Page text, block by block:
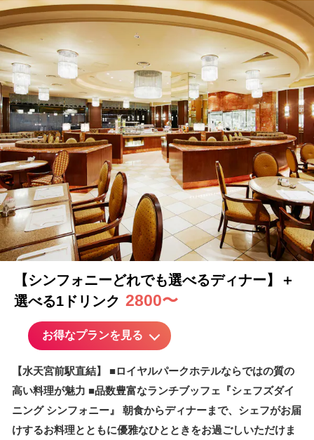
【シンフォニーどれでも選べるディナー】＋
選べる1ドリンク 2800〜
お得なプランを見る
【水天宮前駅直結】 ■ロイヤルパークホテルならではの質の
高い料理が魅力 ■品数豊富なランチブッフェ『シェフズダイ
ニング シンフォニー』 朝食からディナーまで、シェフがお届
けするお料理とともに優雅なひとときをお過ごしいただけま